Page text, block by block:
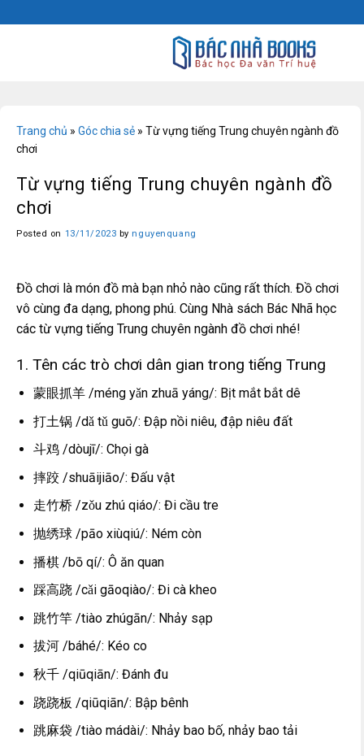
to
Trang chủ » Góc chia sẻ » Từ vựng tiếng Trung chuyên ngành đồ
chơi
Từ vựng tiếng Trung chuyên ngành đồ
chơi
Posted on 13/11/2023 by nguyenquang
Đồ chơi là món đồ mà bạn nhỏ nào cũng rất thích. Đồ chơi
vô cùng đa dạng, phong phú. Cùng Nhà sách Bác Nhã học
các từ vựng tiếng Trung chuyên ngành đồ chơi nhé!
1. Tên các trò chơi dân gian trong tiếng Trung
蒙眼抓羊 /méng yǎn zhuā yáng/: Bịt mắt bắt dê
打土锅 /dǎ tǔ guō/: Đập nồi niêu, đập niêu đất
斗鸡 /dòujī/: Chọi gà
摔跤 /shuāijiāo/: Đấu vật
走竹桥 /zǒu zhú qiáo/: Đi cầu tre
抛绣球 /pāo xiùqiú/: Ném còn
播棋 /bō qí/: Ô ăn quan
踩高跷 /cǎi gāoqiào/: Đi cà kheo
跳竹竿 /tiào zhúgān/: Nhảy sạp
拔河 /báhé/: Kéo co
秋千 /qiūqiān/: Đánh đu
跷跷板 /qiūqiān/: Bập bênh
跳麻袋 /tiào mádài/: Nhảy bao bố, nhảy bao tải